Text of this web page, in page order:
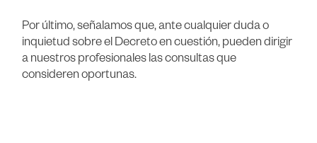
Por último, señalamos que, ante cualquier duda o
inquietud sobre el Decreto en cuestión, pueden dirigir
a nuestros profesionales las consultas que
consideren oportunas.